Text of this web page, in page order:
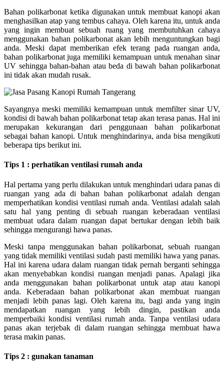
Bahan polikarbonat ketika digunakan untuk membuat kanopi akan
menghasilkan atap yang tembus cahaya. Oleh karena itu, untuk anda
yang ingin membuat sebuah ruang yang membutuhkan cahaya
menggunakan bahan polikarbonat akan lebih menguntungkan bagi
anda. Meski dapat memberikan efek terang pada ruangan anda,
bahan polikarbonat juga memiliki kemampuan untuk menahan sinar
UV sehingga bahan-bahan atau beda di bawah bahan polikarbonat
ini tidak akan mudah rusak.
Sayangnya meski memiliki kemampuan untuk memfilter sinar UV,
kondisi di bawah bahan polikarbonat tetap akan terasa panas. Hal ini
merupakan kekurangan dari penggunaan bahan polikarbonat
sebagai bahan kanopi. Untuk menghindarinya, anda bisa mengikuti
beberapa tips berikut ini.
Tips 1 : perhatikan ventilasi rumah anda
Hal pertama yang perlu dilakukan untuk menghindari udara panas di
ruangan yang ada di bahan bahan polikarbonat adalah dengan
memperhatikan kondisi ventilasi rumah anda. Ventilasi adalah salah
satu hal yang penting di sebuah ruangan keberadaan ventilasi
membuat udara dalam ruangan dapat bertukar dengan lebih baik
sehingga mengurangi hawa panas.
Meski tanpa menggunakan bahan polikarbonat, sebuah ruangan
yang tidak memiliki ventilasi sudah pasti memiliki hawa yang panas.
Hal ini karena udara dalam ruangan tidak pernah berganti sehingga
akan menyebabkan kondisi ruangan menjadi panas. Apalagi jika
anda menggunakan bahan polikarbonat untuk atap atau kanopi
anda. Keberadaan bahan polikarbonat akan membuat ruangan
menjadi lebih panas lagi. Oleh karena itu, bagi anda yang ingin
mendapatkan ruangan yang lebih dingin, pastikan anda
memperbaiki kondisi ventilasi rumah anda. Tanpa ventilasi udara
panas akan terjebak di dalam ruangan sehingga membuat hawa
terasa makin panas.
Tips 2 : gunakan tanaman